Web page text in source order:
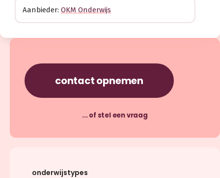
Aanbieder: OKM Onderwijs
contact opnemen
... of stel een vraag
onderwijstypes